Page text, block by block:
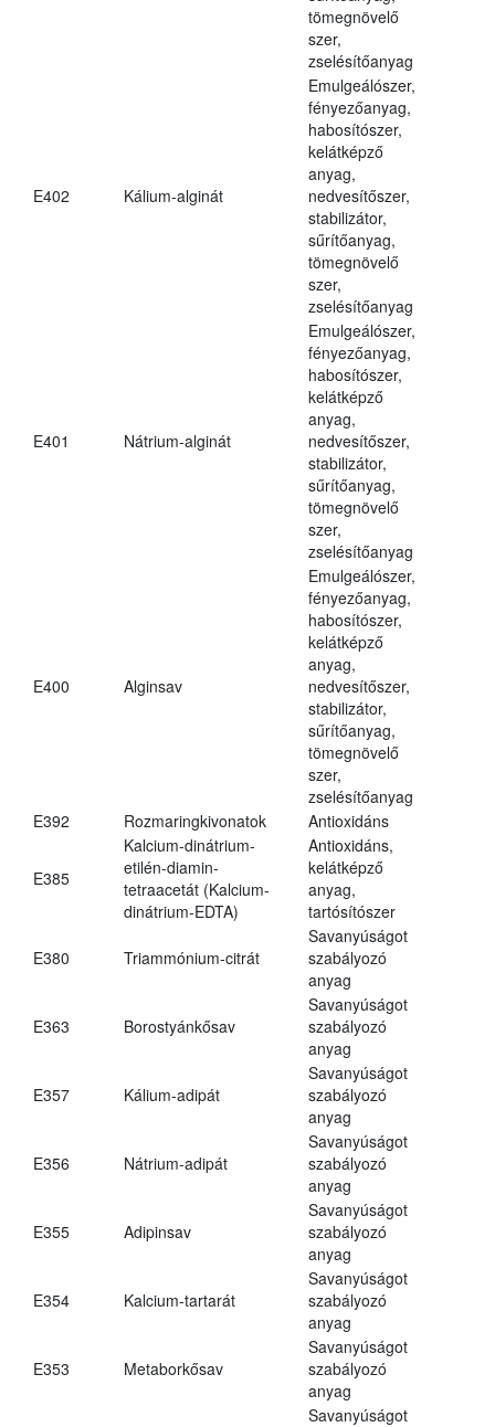
tömegnövelő
szer,
zselésítőanyag
E402 Kálium-alginát
Emulgeálószer,
fényezőanyag,
habosítószer,
kelátképző
anyag,
nedvesítőszer,
stabilizátor,
sűrítőanyag,
tömegnövelő
szer,
zselésítőanyag
E401 Nátrium-alginát
Emulgeálószer,
fényezőanyag,
habosítószer,
kelátképző
anyag,
nedvesítőszer,
stabilizátor,
sűrítőanyag,
tömegnövelő
szer,
zselésítőanyag
E400 Alginsav
Emulgeálószer,
fényezőanyag,
habosítószer,
kelátképző
anyag,
nedvesítőszer,
stabilizátor,
sűrítőanyag,
tömegnövelő
szer,
zselésítőanyag
E392
Rozmaringkivonatok Antioxidáns
E385
Kalcium-dinátrium-
etilén-diamin-
tetraacetát (Kalcium-
dinátrium-EDTA)
Antioxidáns,
kelátképző
anyag,
tartósítószer
E380 Triammónium-citrát
Savanyúságot
szabályozó
anyag
E363 Borostyánkősav
Savanyúságot
szabályozó
anyag
E357 Kálium-adipát
Savanyúságot
szabályozó
anyag
E356 Nátrium-adipát
Savanyúságot
szabályozó
anyag
E355 Adipinsav
Savanyúságot
szabályozó
anyag
E354 Kalcium-tartarát
Savanyúságot
szabályozó
anyag
E353 Metaborkősav
Savanyúságot
szabályozó
anyag
Savanyúságot